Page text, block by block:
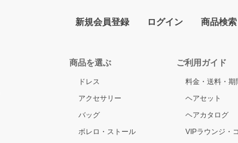
新規会員登録 ログイン 商品検索
商品を選ぶ
ドレス
アクセサリー
バッグ
ボレロ・ストール
ご利用ガイド
料金・送料・期
ヘアセット
ヘアカタログ
VIPラウンジ・